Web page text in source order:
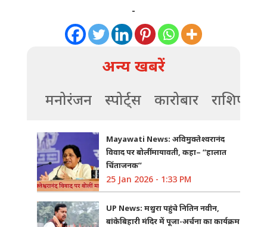
-
अन्य खबरें
मनोरंजन स्पोर्ट्स कारोबार राशिफल
Mayawati News: अविमुक्तेश्वरानंद
विवाद पर बोलीं मायावती, कहा– “हालात
चिंताजनक”
25 Jan 2026 - 1:33 PM
UP News: मथुरा पहुंचे नितिन नवीन,
बांकेबिहारी मंदिर में पूजा-अर्चना का कार्यक्रम